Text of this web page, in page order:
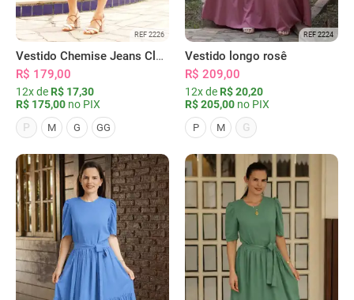
REF 2226
Vestido Chemise Jeans Clássica Serena
R$ 179,00
12x de R$ 17,30
R$ 175,00 no PIX
P
M G GG
REF 2224
Vestido longo rosê
R$ 209,00
12x de R$ 20,20
R$ 205,00 no PIX
P M G